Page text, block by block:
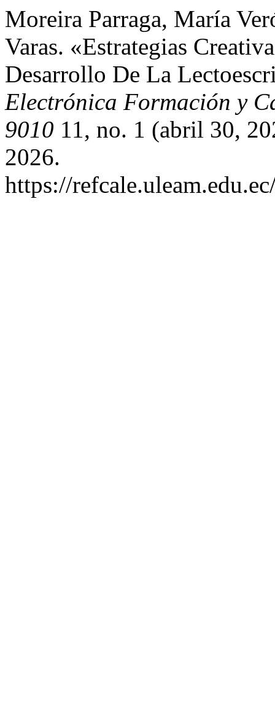
Moreira Parraga, María
Varas. «Estrategias
Desarrollo De La
Electrónica Formación y
9010 11, no. 1 (abril 30,
2026.
https://